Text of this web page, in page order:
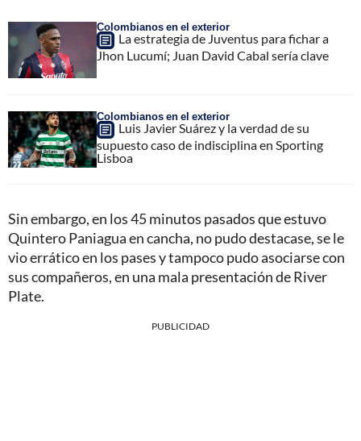
Colombianos en el exterior
La estrategia de Juventus para fichar a
Jhon Lucumí; Juan David Cabal sería clave
Colombianos en el exterior
Luis Javier Suárez y la verdad de su
supuesto caso de indisciplina en Sporting
Lisboa
Sin embargo, en los 45 minutos pasados que estuvo
Quintero Paniagua en cancha, no pudo destacase, se le
vio errático en los pases y tampoco pudo asociarse con
sus compañeros, en una mala presentación de River
Plate.
PUBLICIDAD